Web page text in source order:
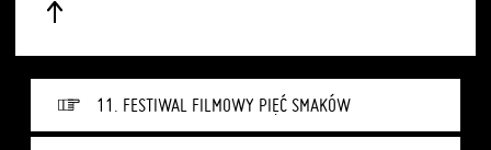
11. FESTIWAL FILMOWY PIĘĆ SMAKÓW